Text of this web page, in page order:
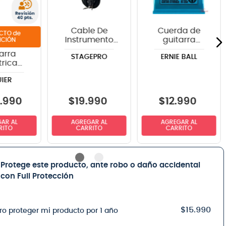
de
-
.990
AL
Cable De
Instrumento
SPG20GR
STAGEPRO
$19.990
AGREGAR AL
CARRITO
Cuerda de
guitarra
Ball P02225
ERNIE BALL
$12.990
AGREGAR AL
CARRITO
Protege este producto, ante robo o daño accidental
con Full Protección
proteger mi producto por 1 año $15.990